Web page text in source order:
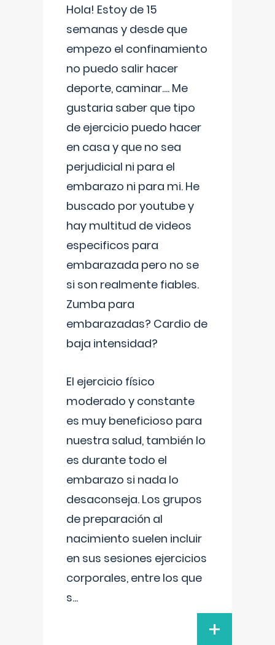
Hola! Estoy de 15
semanas y desde que
empezo el confinamiento
no puedo salir hacer
deporte, caminar.... Me
gustaria saber que tipo
de ejercicio puedo hacer
en casa y que no sea
perjudicial ni para el
embarazo ni para mi. He
buscado por youtube y
hay multitud de videos
especificos para
embarazada pero no se
si son realmente fiables.
Zumba para
embarazadas? Cardio de
baja intensidad?
El ejercicio físico
moderado y constante
es muy beneficioso para
nuestra salud, también lo
es durante todo el
embarazo si nada lo
desaconseja. Los grupos
de preparación al
nacimiento suelen incluir
en sus sesiones ejercicios
corporales, entre los que
s...
+